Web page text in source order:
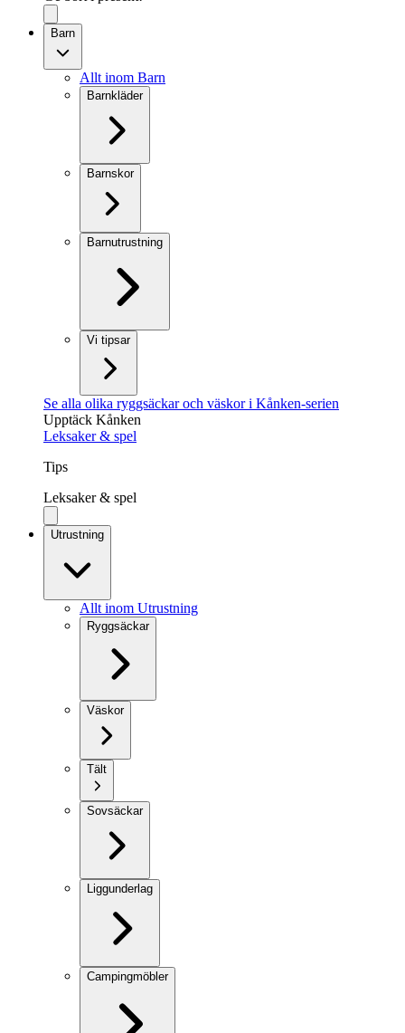
Barn
Allt inom Barn
Barnkläder
Barnskor
Barnutrustning
Vi tipsar
Se alla olika ryggsäckar och väskor i Kånken-serien
Upptäck Kånken
Leksaker & spel
Tips
Leksaker & spel
Utrustning
Allt inom Utrustning
Ryggsäckar
Väskor
Tält
Sovsäckar
Liggunderlag
Campingmöbler